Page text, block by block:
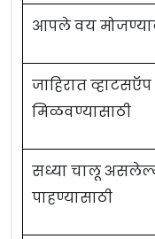
आपले वय
जाहिरात
मिळवण्यासाठी
सध्या चालू
पाहण्यासाठी